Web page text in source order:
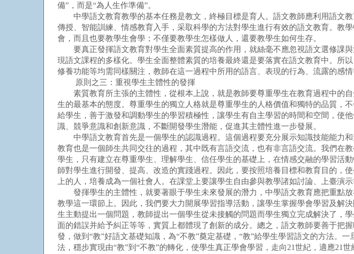
備”，而是“為人生作準備”。
中學語文教育教學的基本任務是教文，終極目標是育人。語文教師應利用語文教
傳授、智能訓練、情感教育入手，采取科學的方法對學生進行有效的語文教育。教
會，而且也要教學生會學；不僅要教學生怎樣做人，還要教學生如何生存。
要真正發揮語文教育對學生全面素質提高的作用，就絲毫不應忽視語文選修課
現語文課程的多樣化。學生全面整體素質的培養最終還是要落實在語文教育中。所
修養功能等均需同樣關注，教師在這一過程中所用的語言、表現的行為、流露的感情
原則之三：重視學生主體性的發揮
素質教育所主張的主體性，從根本上說，就是教師要尊重學生在教育過程中的
生的最基本的態度。尊重學生的獨立人格就是尊重學生的人格價值和獨特的品質，
給學生，善于激發和調動學生的學習積極性，讓學生有自主學習的時間和空間，使
識、競爭意識和創新意識，不斷開發學生潛能，促進其主體性進一步發展。
中學語文教育首先是一個學生的認識過程。這個過程要充分展示知識技能能力
教育也是一個師生共同交往的過程，其中既有言語交流，也有非言語交流。我們在
學生，只有建立在尊重學生、理解學生、信任學生的基礎上，在情感交融的學習活
師對學生進行開發、提高、改造的實踐過程。因此，要按照培養目標和教育目的，
上的人，培養成為一個社會人。在課堂上要讓學生自由參與教學諸如討論、上臺演
發揮學生的主體性，就要著眼于學生未來發展的潛力，中學語文教育應把重點
教學這一環節上。因此，我們要大力開展學習指導活動，讓學生掌握學會學習及解
生主動提出一個問題，教師提出一個學生從未接觸的問題而學生獨立完成解決了，
面的錯誤并給予糾正等等，實質上都體現了創新的成分。總之，語文教師要善于把
發，做到“教”好語文基礎知識，為“不教”奠定基礎，“教”給學生學習語文的方法。
法，穩步實現由“教”到“不教”的轉化，使學生真正學會學習，走向21世紀，適應21世